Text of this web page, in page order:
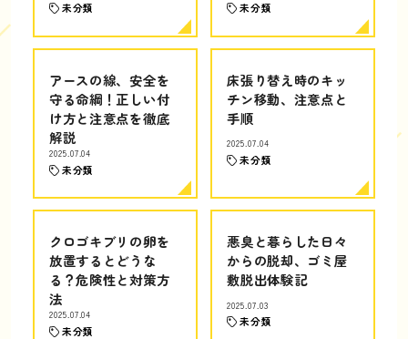
未分類 未分類
アースの線、安全を
守る命綱！正しい付
け方と注意点を徹底
解説
2025.07.04
未分類
床張り替え時のキッ
チン移動、注意点と
手順
2025.07.04
未分類
クロゴキブリの卵を
放置するとどうな
る？危険性と対策方
法
2025.07.04
未分類
悪臭と暮らした日々
からの脱却、ゴミ屋
敷脱出体験記
2025.07.03
未分類